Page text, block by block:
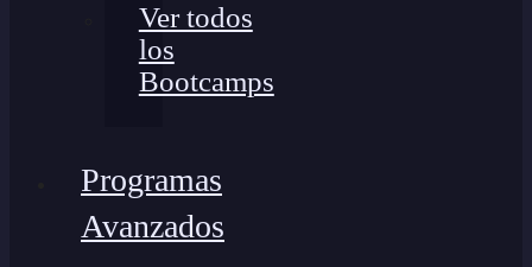
Ver todos
los
Bootcamps
Programas
Avanzados